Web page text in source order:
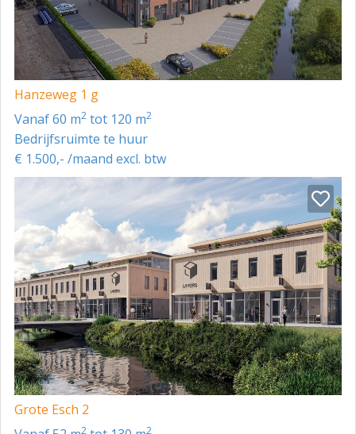
Hanzeweg 1 g
vanaf 60 m2 tot 120 m2
Bedrijfsruimte te huur
€ 1.500,- /maand excl. btw
Grote Esch 2
2 2